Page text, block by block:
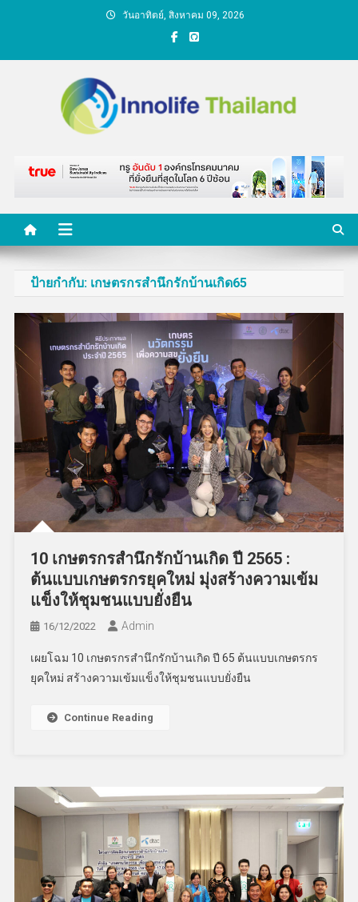
วันอาทิตย์, สิงหาคม 09, 2026
คนกับความคิด ชีวิตกับ
นวัตกรรม
ป้ายกำกับ: เกษตรกรสำนึกรักบ้านเกิด65
10 เกษตรกรสำนึกรักบ้านเกิด ปี 2565 :
ต้นแบบเกษตรกรยุคใหม่ มุ่งสร้างความเข้ม
แข็งให้ชุมชนแบบยั่งยืน
16/12/2022 Admin
เผยโฉม 10 เกษตรกรสำนึกรักบ้านเกิด ปี 65 ต้นแบบเกษตรกร
ยุคใหม่ สร้างความเข้มแข็งให้ชุมชนแบบยั่งยืน
Continue Reading